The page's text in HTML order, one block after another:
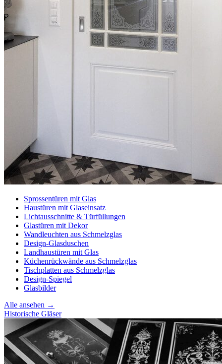
Sprossentüren mit Glas
Haustüren mit Glaseinsatz
Lichtausschnitte & Türfüllungen
Glastüren mit Dekor
Wandleuchten aus Schmelzglas
Design-Glasduschen
Landhaustüren mit Glas
Küchenrückwände aus Schmelzglas
Tischplatten aus Schmelzglas
Design-Spiegel
Glasbilder
Alle ansehen →
Historische Gläser